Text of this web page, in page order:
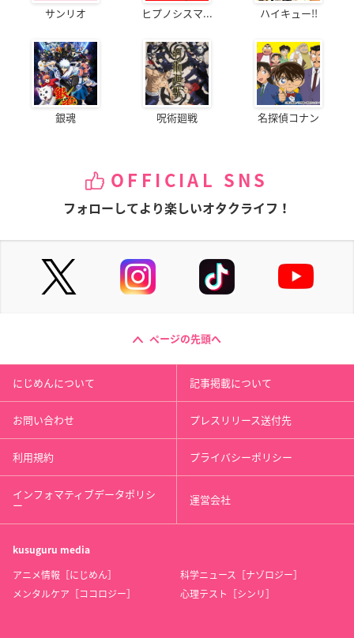
サンリオ ヒプノシスマ... ハイキュー!!
銀魂 呪術廻戦 名探偵コナン
OFFICIAL SNS
フォローしてより楽しいオタクライフ！
ページの先頭へ
にじめんについて 記事掲載について
お問い合わせ プレスリリース送付先
利用規約 プライバシーポリシー
インフォマティブデータポリシ
ー 運営会社
kusuguru media
アニメ情報［にじめん］
科学ニュース［ナゾロジー］
メンタルケア［ココロジー］
心理テスト［シンリ］